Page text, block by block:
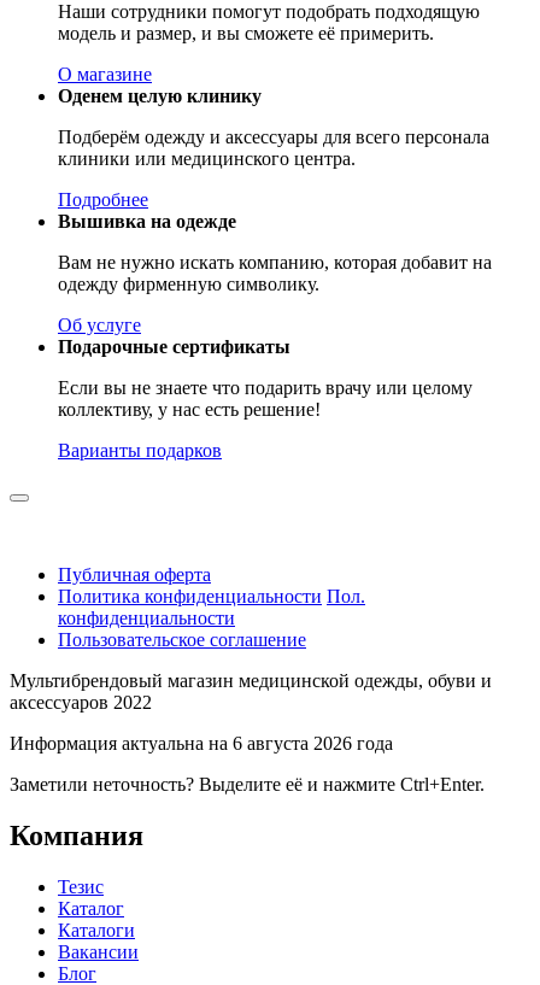
Наши сотрудники помогут подобрать подходящую
модель и размер, и вы сможете её примерить.
О магазине
Оденем целую клинику
Подберём одежду и аксессуары для всего персонала
клиники или медицинского центра.
Подробнее
Вышивка на одежде
Вам не нужно искать компанию, которая добавит на
одежду фирменную символику.
Об услуге
Подарочные сертификаты
Если вы не знаете что подарить врачу или целому
коллективу, у нас есть решение!
Варианты подарков
Публичная оферта
Политика конфиденциальности Пол.
конфиденциальности
Пользовательское соглашение
Мультибрендовый магазин медицинской одежды, обуви и
аксессуаров 2022
Информация актуальна на 6 августа 2026 года
Заметили неточность? Выделите её и нажмите Ctrl+Enter.
Компания
Тезис
Каталог
Каталоги
Вакансии
Блог